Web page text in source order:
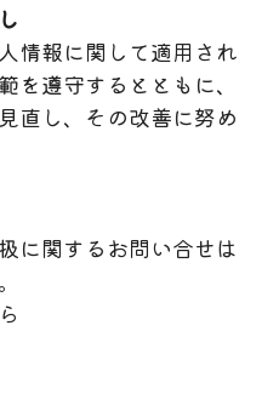
情報に関して適用され
を遵守するとともに、
直し、その改善に努め
に関するお問い合せは